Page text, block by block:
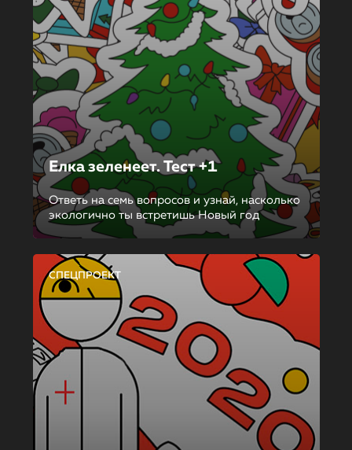
Елка зеленеет. Тест +1
Ответь на семь вопросов и узнай, насколько
экологично ты встретишь Новый год
СПЕЦПРОЕКТ